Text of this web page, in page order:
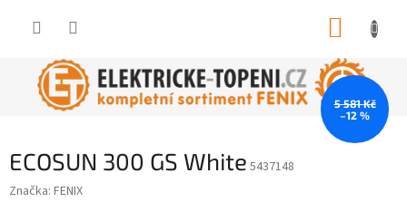
ECOSUN 300 GS White 5437148
Značka: FENIX
5 581 Kč
–12 %